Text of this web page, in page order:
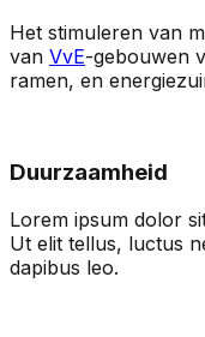
Het stimuleren van
van VvE-gebouwen
ramen, en
Duurzaamheid
Lorem ipsum dolor
Ut elit tellus, luctus
dapibus leo.